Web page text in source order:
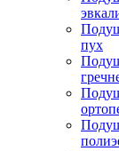
пух